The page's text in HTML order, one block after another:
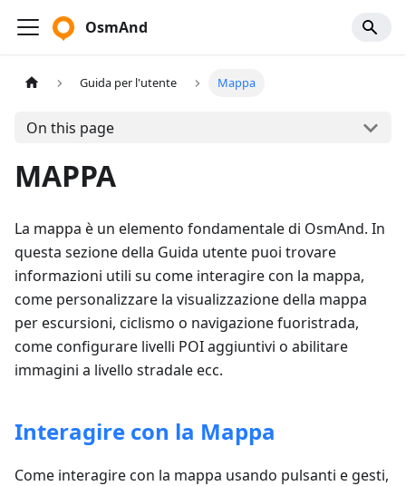
OsmAnd
Guida per l'utente Mappa
On this page
MAPPA
La mappa è un elemento fondamentale di OsmAnd. In
questa sezione della Guida utente puoi trovare
informazioni utili su come interagire con la mappa,
come personalizzare la visualizzazione della mappa
per escursioni, ciclismo o navigazione fuoristrada,
come configurare livelli POI aggiuntivi o abilitare
immagini a livello stradale ecc.
Interagire con la Mappa
Come interagire con la mappa usando pulsanti e gesti,